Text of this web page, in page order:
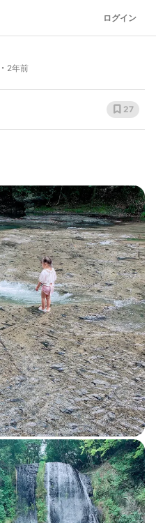
ログイン
2年前
27